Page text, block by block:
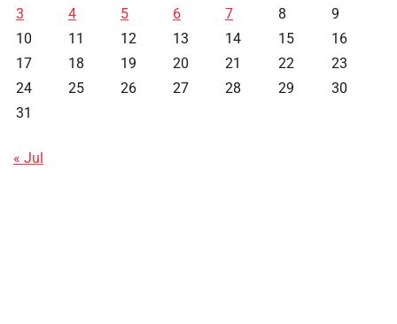
3
4 5 6 7 8
9
10
11 12 13 14 15
16
17
18 19 20 21 22
23
24
25 26 27 28 29
30
31
« Jul